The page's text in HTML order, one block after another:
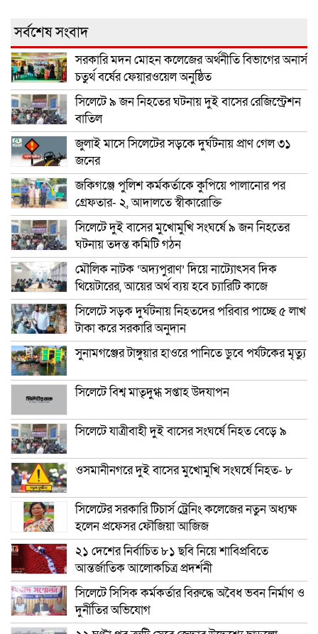
সর্বশেষ সংবাদ
সরকারি মদন মোহন কলেজের অর্থনীতি বিভাগের অনার্স
চতুর্থ বর্ষের ফেয়ারওয়েল অনুষ্ঠিত
সিলেটে ৯ জন নিহতের ঘটনায় দুই বাসের রেজিস্ট্রেশন
বাতিল
জুলাই মাসে সিলেটের সড়কে দুর্ঘটনায় প্রাণ গেল ৩১
জনের
জকিগঞ্জে পুলিশ কর্মকর্তাকে কুপিয়ে পালানোর পর
গ্রেফতার- ২, আদালতে স্বীকারোক্তি
সিলেটে দুই বাসের মুখোমুখি সংঘর্ষে ৯ জন নিহতের
ঘটনায় তদন্ত কমিটি গঠন
মৌলিক নাটক ‘অদ্যপুরাণ’ দিয়ে নাট্যোৎসব দিক
থিয়েটারের, আয়ের অর্থ ব্যয় হবে চ্যারিটি কাজে
সিলেটে সড়ক দুর্ঘটনায় নিহতদের পরিবার পাচ্ছে ৫ লাখ
টাকা করে সরকারি অনুদান
সুনামগঞ্জের টাঙ্গুয়ার হাওরে পানিতে ডুবে পর্যটকের মৃত্যু
সিলেটে বিশ্ব মাতৃদুগ্ধ সপ্তাহ উদযাপন
সিলেটে যাত্রীবাহী দুই বাসের সংঘর্ষে নিহত বেড়ে ৯
ওসমানীনগরে দুই বাসের মুখোমুখি সংঘর্ষে নিহত- ৮
সিলেটের সরকারি টিচার্স ট্রেনিং কলেজের নতুন অধ্যক্ষ
হলেন প্রফেসর ফৌজিয়া আজিজ
২১ দেশের নির্বাচিত ৮১ ছবি নিয়ে শাবিপ্রবিতে
আন্তর্জাতিক আলোকচিত্র প্রদর্শনী
সিলেটে সিসিক কর্মকর্তার বিরুদ্ধে অবৈধ ভবন নির্মাণ ও
দুর্নীতির অভিযোগ